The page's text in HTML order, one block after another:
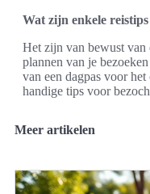
Wat zijn enkele
Het zijn van bewust van
plannen van je
van een dagpas voor
handige tips voor
Meer artikelen